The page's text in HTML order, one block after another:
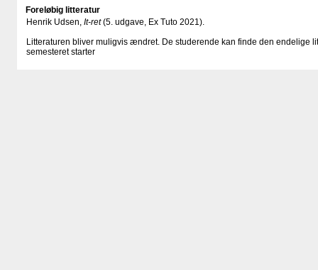
Foreløbig litteratur
Henrik Udsen, It-ret(5. udgave, Ex Tuto 2021).
Litteraturen bliver muligvis ændret. De studerende kan finde den endelige
semesteret starter